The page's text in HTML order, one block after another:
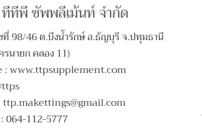
ทีพี ซัพพลีเม้นท์ จำกัด
ที่ 98/46 ต.บึงน้ำรักษ์ อ.ธัญบุรี จ.ปทุมธานี
นายก คลอง 11)
: www.ttpsupplement.com
ttp.makettings@gmail.com
064-112-5777